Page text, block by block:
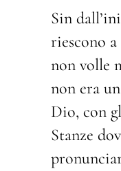
Sin
riescono
non volle
non era
Dio, con
Stanze